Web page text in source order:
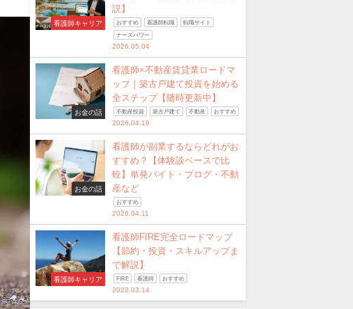
看護師キャリア
説】
おすすめ 看護師転職 転職サイト
ナースパワー
2026.05.04
お金の話
看護師×不動産賃貸業ロードマ
ップ｜築古戸建て投資を始める
全ステップ【随時更新中】
不動産投資 築古戸建て 不動産 おすすめ
2026.04.16
お金の話
看護師が副業するならどれがお
すすめ？【体験談ベースで比
較】単発バイト・ブログ・不動
産など
おすすめ
2026.04.11
看護師キャリア
看護師FIRE完全ロードマップ
【節約・投資・スキルアップま
で解説】
FIRE 看護師 おすすめ
2022.03.14